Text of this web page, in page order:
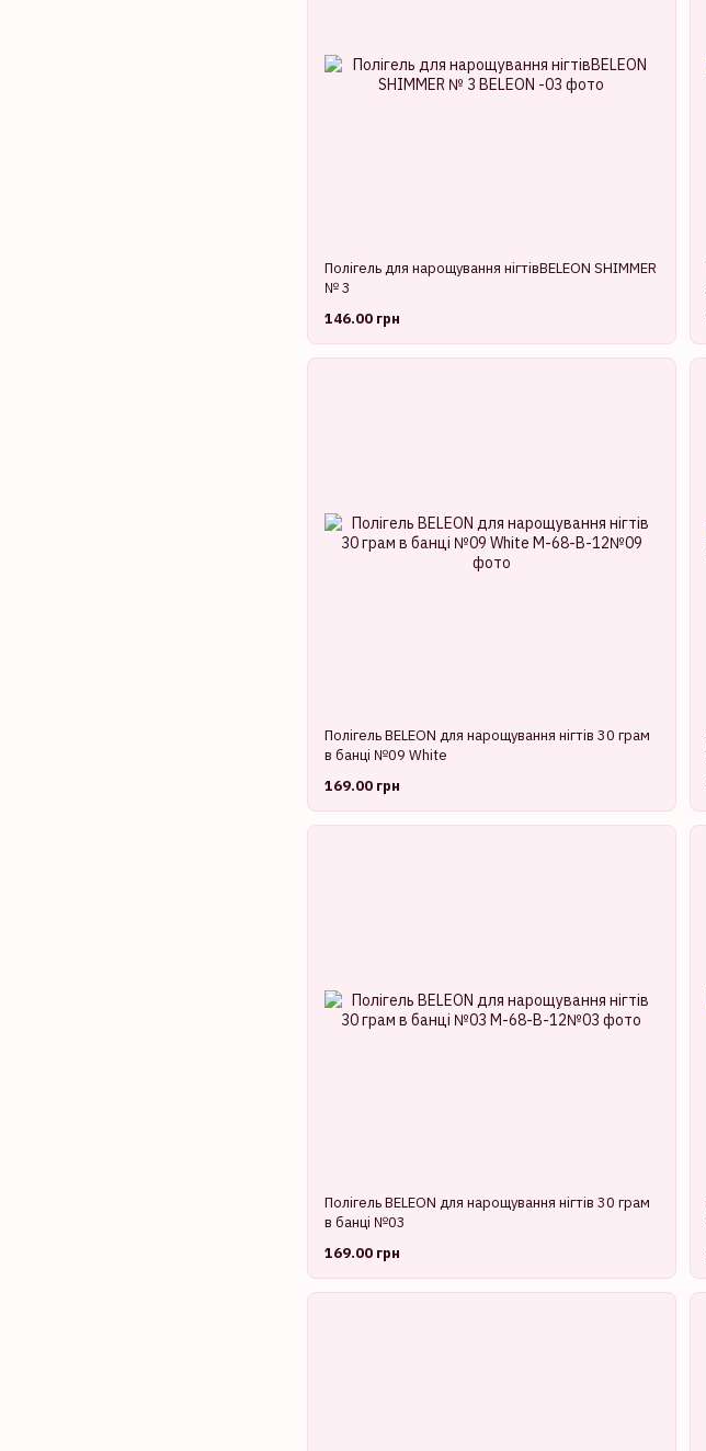
Полігель для нарощування нігтівBELEON SHIMMER
№ 3
146.00 грн
Полігель BELEON для нарощування нігтів 30 грам
в банці №09 White
169.00 грн
Полігель BELEON для нарощування нігтів 30 грам
в банці №03
169.00 грн